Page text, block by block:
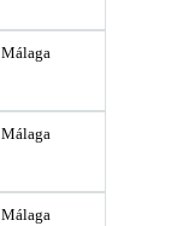
Málaga
Málaga
Málaga